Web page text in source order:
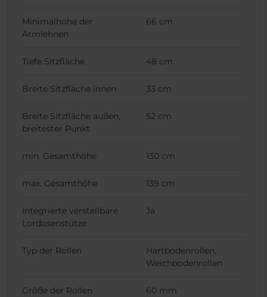
Minimalhöhe der
Armlehnen
66 cm
Tiefe Sitzfläche 48 cm
Breite Sitzfläche innen 33 cm
Breite Sitzfläche außen,
breitester Punkt
52 cm
min. Gesamthöhe 130 cm
max. Gesamthöhe 139 cm
Integrierte verstellbare
Lordosenstütze
Ja
Typ der Rollen
Hartbodenrollen,
Weichbodenrollen
Größe der Rollen 60 mm